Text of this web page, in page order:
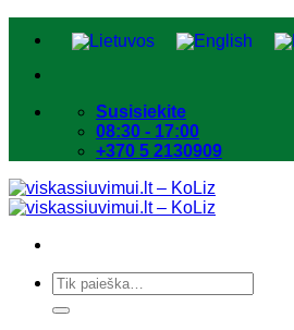
Susisiekite
08:30 - 17:00
+370 5 2130909
Ieškoti: